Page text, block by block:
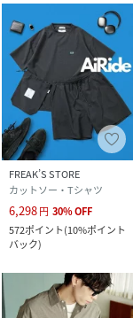
る品質表示とア
展開となりま
FREAK’S STORE
カットソー・Tシャツ
6,298円 30%OFF
572ポイント(10%ポイント
バック)